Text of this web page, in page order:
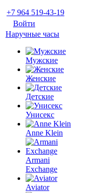
+7 964 519-43-19
Войти
Наручные часы
Мужские
Женские
Детские
Унисекс
Anne Klein
Armani
Exchange
Aviator